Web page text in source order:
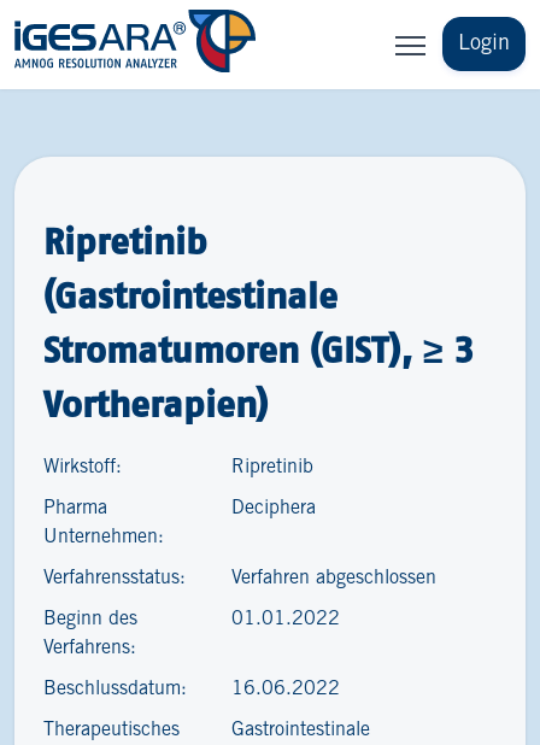
Login
Ripretinib
(Gastrointestinale
Stromatumoren (GIST), ≥ 3
Vortherapien)
Wirkstoff: Ripretinib
Pharma
Unternehmen:
Deciphera
Verfahrensstatus: Verfahren abgeschlossen
Beginn des
Verfahrens:
01.01.2022
Beschlussdatum: 16.06.2022
Therapeutisches
Gastrointestinale